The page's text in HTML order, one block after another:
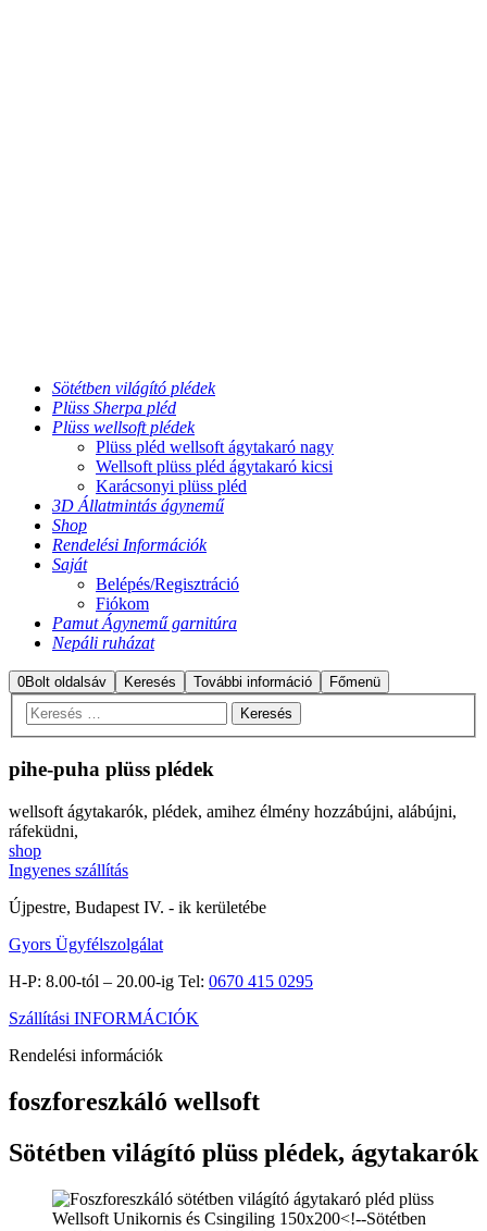
Sötétben világító plédek
Plüss Sherpa pléd
Plüss wellsoft plédek
Plüss pléd wellsoft ágytakaró nagy
Wellsoft plüss pléd ágytakaró kicsi
Karácsonyi plüss pléd
3D Állatmintás ágynemű
Shop
Rendelési Információk
Saját
Belépés/Regisztráció
Fiókom
Pamut Ágynemű garnitúra
Nepáli ruházat
0Bolt oldalsáv Keresés További információ Főmenü
pihe-puha plüss plédek
wellsoft ágytakarók, plédek, amihez élmény hozzábújni, alábújni,
ráfeküdni,
shop
Ingyenes szállítás
Újpestre, Budapest IV. - ik kerületébe
Gyors Ügyfélszolgálat
H-P: 8.00-tól – 20.00-ig Tel: 0670 415 0295
Szállítási INFORMÁCIÓK
Rendelési információk
foszforeszkáló wellsoft
Sötétben világító plüss plédek, ágytakarók